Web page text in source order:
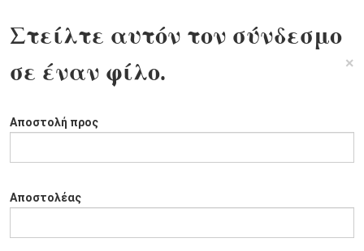
Στείλτε αυτόν τον σύνδεσμο
σε έναν φίλο.
×
Αποστολή προς
Αποστολέας